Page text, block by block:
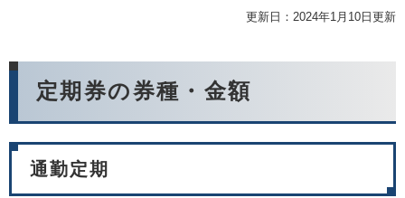
更新日：2024年1月10日更新
定期券の券種・金額
通勤定期